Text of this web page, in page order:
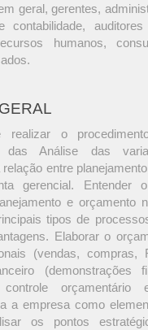
geral, gerentes,
contabilidade,
humanos,
realizar o
Análise das
entre
gerencial. Entender
e orçamento
tipos de
Elaborar o
(vendas,
(demonstrações
orçamentário
a empresa como
os pontos